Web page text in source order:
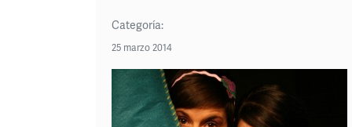
Categoría:
25 marzo 2014